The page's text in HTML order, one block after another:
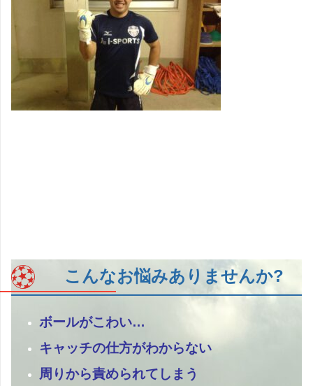
こんなお悩みありませんか?
ボールがこわい…
キャッチの仕方がわからない
周りから責められてしまう